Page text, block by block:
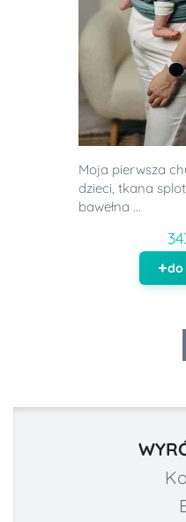
Moja pierwsza
dzieci, tkana
bawełna ...
do